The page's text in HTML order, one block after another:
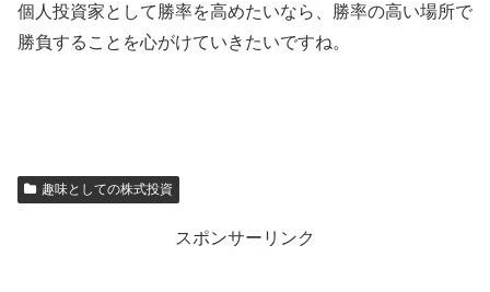
個人投資家として勝率を高めたいなら、勝率の高い場所で
勝負することを心がけていきたいですね。
趣味としての株式投資
スポンサーリンク